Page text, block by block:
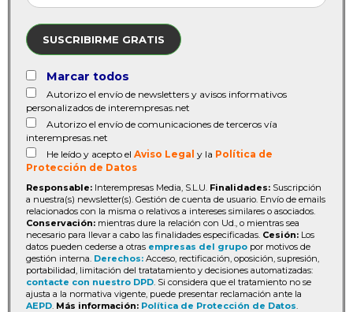
SUSCRIBIRME GRATIS
Marcar todos
Autorizo el envío de newsletters y avisos informativos
personalizados de interempresas.net
Autorizo el envío de comunicaciones de terceros vía
interempresas.net
He leído y acepto el Aviso Legal y la Política de
Protección de Datos
Responsable: Interempresas Media, S.L.U. Finalidades: Suscripción
a nuestra(s) newsletter(s). Gestión de cuenta de usuario. Envío de emails
relacionados con la misma o relativos a intereses similares o asociados.
Conservación: mientras dure la relación con Ud., o mientras sea
necesario para llevar a cabo las finalidades especificadas. Cesión: Los
datos pueden cederse a otras empresas del grupo por motivos de
gestión interna. Derechos: Acceso, rectificación, oposición, supresión,
portabilidad, limitación del tratatamiento y decisiones automatizadas:
contacte con nuestro DPD . Si considera que el tratamiento no se
ajusta a la normativa vigente, puede presentar reclamación ante la
AEPD Más información: Política de Protección de Datos